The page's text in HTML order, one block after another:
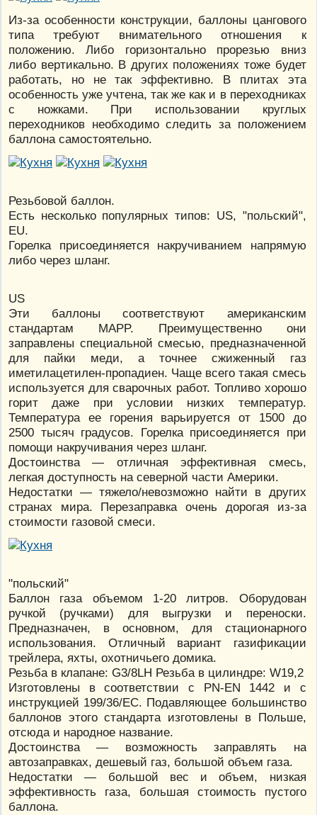
Из-за особенности конструкции, баллоны цангового
типа требуют внимательного отношения к
положению. Либо горизонтально прорезью вниз
либо вертикально. В других положениях тоже будет
работать, но не так эффективно. В плитах эта
особенность уже учтена, так же как и в переходниках
с ножками. При использовании круглых
переходников необходимо следить за положением
баллона самостоятельно.
Резьбовой баллон.
Есть несколько популярных типов: US, "польский",
EU.
Горелка присоединяется накручиванием напрямую
либо через шланг.
US
Эти баллоны соответствуют американским
стандартам MAPP. Преимущественно они
заправлены специальной смесью, предназначенной
для пайки меди, а точнее сжиженный газ
иметилацетилен-пропадиен. Чаще всего такая смесь
используется для сварочных работ. Топливо хорошо
горит даже при условии низких температур.
Температура ее горения варьируется от 1500 до
2500 тысяч градусов. Горелка присоединяется при
помощи накручивания через шланг.
Достоинства — отличная эффективная смесь,
легкая доступность на северной части Америки.
Недостатки — тяжело/невозможно найти в других
странах мира. Перезаправка очень дорогая из-за
стоимости газовой смеси.
"польский"
Баллон газа объемом 1-20 литров. Оборудован
ручкой (ручками) для выгрузки и переноски.
Предназначен, в основном, для стационарного
использования. Отличный вариант газификации
трейлера, яхты, охотничьего домика.
Резьба в клапане: G3/8LH Резьба в цилиндре: W19,2
Изготовлены в соответствии с PN-EN 1442 и с
инструкцией 199/36/EC. Подавляющее большинство
баллонов этого стандарта изготовлены в Польше,
отсюда и народное название.
Достоинства — возможность заправлять на
автозаправках, дешевый газ, большой объем газа.
Недостатки — большой вес и объем, низкая
эффективность газа, большая стоимость пустого
баллона.